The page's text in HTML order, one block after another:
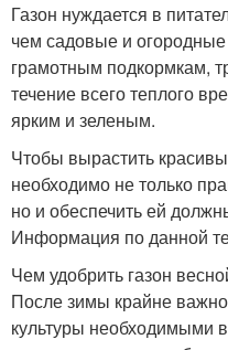
Газон нуждается в
чем садовые и
грамотным подкормкам,
течение всего теплого
ярким и зеленым.
Чтобы вырастить
необходимо не только
но и обеспечить ей
Информация по данной
Чем удобрить газон
После зимы крайне
культуры необходимыми